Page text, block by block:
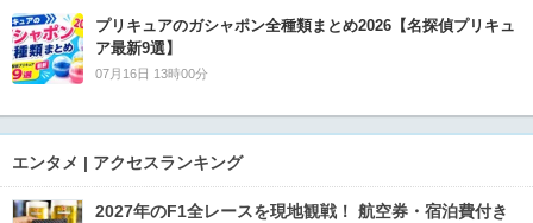
プリキュアのガシャポン全種類まとめ2026【名探偵プリキュ
ア最新9選】
07月16日 13時00分
エンタメ | アクセスランキング
2027年のF1全レースを現地観戦！ 航空券・宿泊費付き